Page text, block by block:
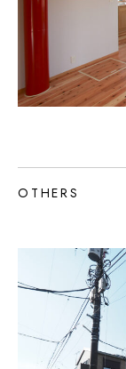
OTHERS